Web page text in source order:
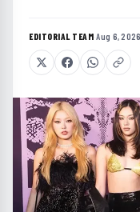
EDITORIAL TEAM·Aug 6, 2026